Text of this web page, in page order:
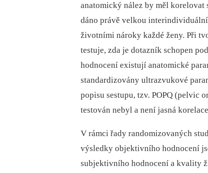
anatomický nález by měl
dáno právě velkou
životními nároky každé ženy. Při
testuje, zda je dotazník schopen
hodnocení existují anatomické
standardizovány ultrazvukové
popisu sestupu, tzv. POPQ (pelvic
testován nebyl a není jasná
V rámci řady randomizovaných
výsledky objektivního hodnocení
subjektivního hodnocení a kvality